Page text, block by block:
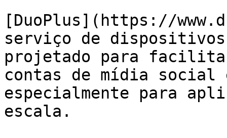
[DuoPlus](https://
serviço de dispositivos
projetado para
contas de mídia
especialmente para
escala.